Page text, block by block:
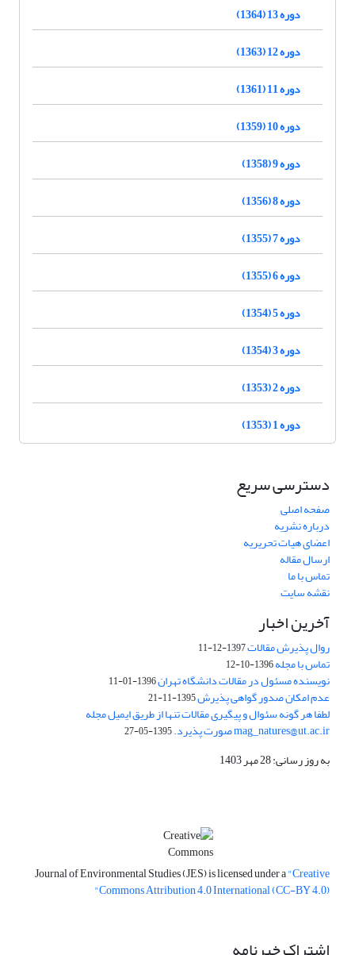
دوره 13 (1364)
دوره 12 (1363)
دوره 11 (1361)
دوره 10 (1359)
دوره 9 (1358)
دوره 8 (1356)
دوره 7 (1355)
دوره 6 (1355)
دوره 5 (1354)
دوره 3 (1354)
دوره 2 (1353)
دوره 1 (1353)
دسترسی سریع
صفحه اصلی
درباره نشریه
اعضای هیات تحریریه
ارسال مقاله
تماس با ما
نقشه سایت
آخرین اخبار
روال پذیرش مقالات1397-12-11
تماس با مجله1396-10-12
نویسنده مسئول در مقالات دانشگاه تهران1396-01-11
عدم امکان صدور گواهی پذیرش1395-11-21
لطفا هر گونه سئوال و پیگیری مقالات تنها از طریق ایمیل مجله
mag_natures@ut.ac.ir صورت پذیرد. 1395-05-27
به روز رسانی: 28 مهر 1403
Journal of Environmental Studies (JES) is licensed under a"Creative
Commons Attribution 4.0 International (CC-BY 4.0)"